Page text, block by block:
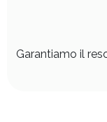
Garantiamo il